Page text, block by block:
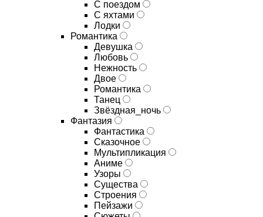
С поездом
С яхтами
Лодки
Романтика
Девушка
Любовь
Нежность
Двое
Романтика
Танец
Звёздная_ночь
Фантазия
Фантастика
Сказочное
Мультипликация
Аниме
Узоры
Существа
Строения
Пейзажи